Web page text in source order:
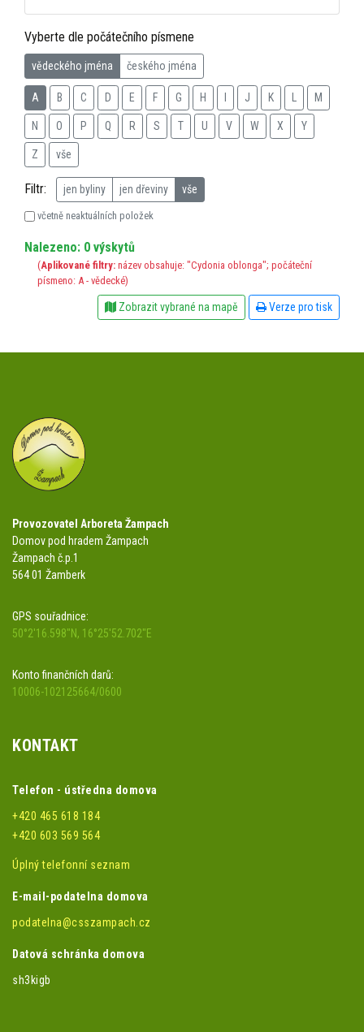
Vyberte dle počátečního písmene
vědeckého jména českého jména
A B C D E F G H J K M
N O P Q R S T U V W X Y
Z vše
Filtr: jen byliny jen dřeviny vše
včetně neaktuálních položek
Nalezeno: 0 výskytů
(Aplikované filtry: název obsahuje: "Cydonia oblonga"; počáteční
písmeno: A - vědecké)
Zobrazit vybrané na mapě Verze pro tisk
Provozovatel Arboreta Žampach
Domov pod hradem Žampach
Žampach č.p.1
564 01 Žamberk
GPS souřadnice:
50°2'16.598"N, 16°25'52.702"E
Konto finančních darů:
10006-102125664/0600
KONTAKT
Telefon - ústředna domova
+420 465 618 184
+420 603 569 564
Úplný telefonní seznam
E-mail-podatelna domova
podatelna@csszampach.cz
Datová schránka domova
sh3kigb